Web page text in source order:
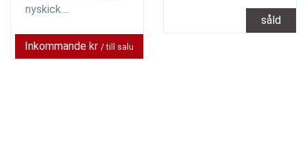
nyskick....
Inkommande kr / till salu
såld